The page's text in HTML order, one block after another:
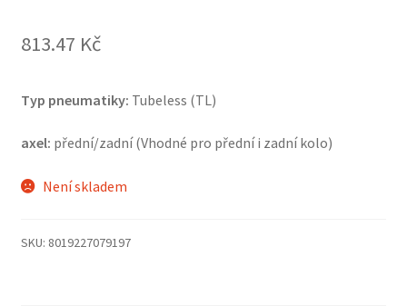
813.47 Kč
Typ pneumatiky: Tubeless (TL)
axel: přední/zadní (Vhodné pro přední i zadní kolo)
Není skladem
SKU: 8019227079197